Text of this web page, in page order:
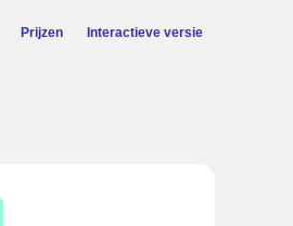
Prijzen Interactieve versie